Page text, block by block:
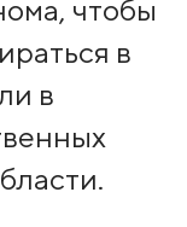
чтобы
в
в